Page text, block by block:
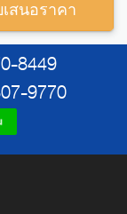
สนอราคา
8449
9770